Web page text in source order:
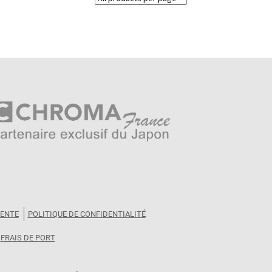
POLITIQUE DE CONFIDENTIALITÉ
FRAIS DE PORT